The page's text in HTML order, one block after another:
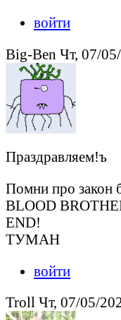
войти
Big-Ben Чт, 07/
Праздравляем!ъ
Помни про закон
BLOOD
END!
ТУМАН
войти
Troll Чт, 07/05/